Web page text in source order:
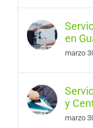
en
marzo
y
marzo